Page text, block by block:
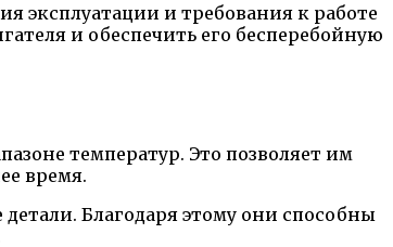
эксплуатации и требования к работе
и обеспечить его бесперебойную
температур. Это позволяет им
время.
Благодаря этому они способны